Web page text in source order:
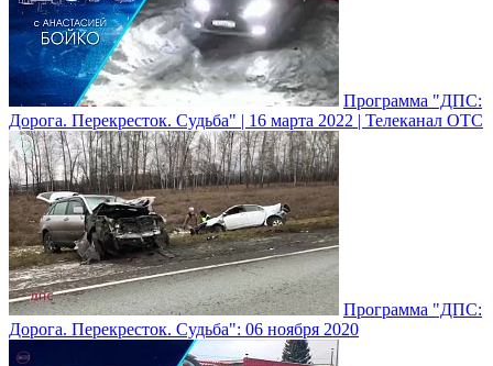
Программа "ДПС:
Дорога. Перекресток. Судьба" | 16 марта 2022 | Телеканал ОТС
Программа "ДПС:
Дорога. Перекресток. Судьба": 06 ноября 2020